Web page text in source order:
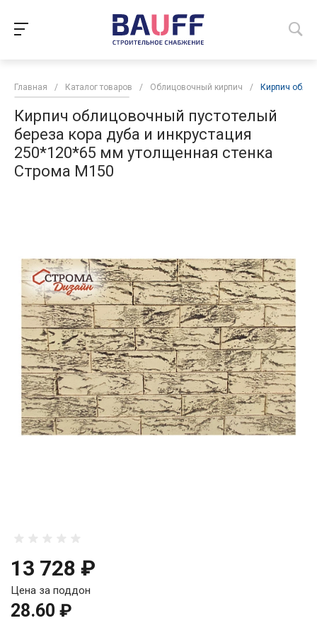
Главная / Каталог товаров / Облицовочный кирпич / Кирпич
Кирпич облицовочный пустотелый
береза кора дуба и инкрустация
250*120*65 мм утолщенная стенка
Строма М150
13 728 ₽
Цена за поддон
28.60 ₽